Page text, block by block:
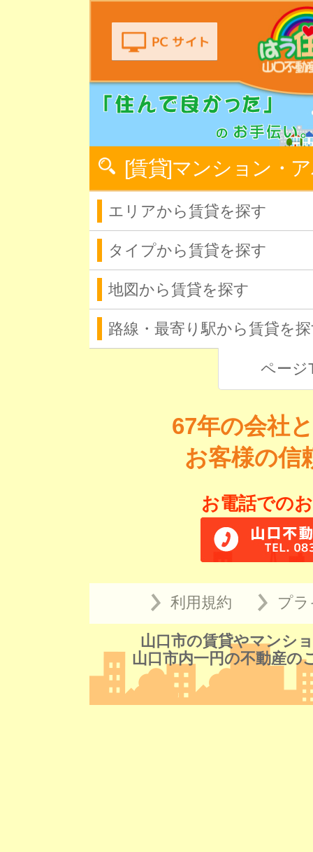
[賃貸]マンション・
エリアから賃貸を探す
タイプから賃貸を探す
地図から賃貸を探す
路線・最寄り駅から賃貸を
ページ
67年の会社
お客様の信
お電話での
利用規約 プ
山口市の賃貸やマンシ
山口市内一円の不動産の